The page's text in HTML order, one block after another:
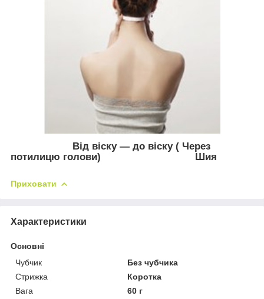
Від віску — до віску ( Через
потилицю голови)
Шия
Приховати
Характеристики
Основні
Чубчик
Без чубчика
Стрижка
Коротка
Вага
60 г